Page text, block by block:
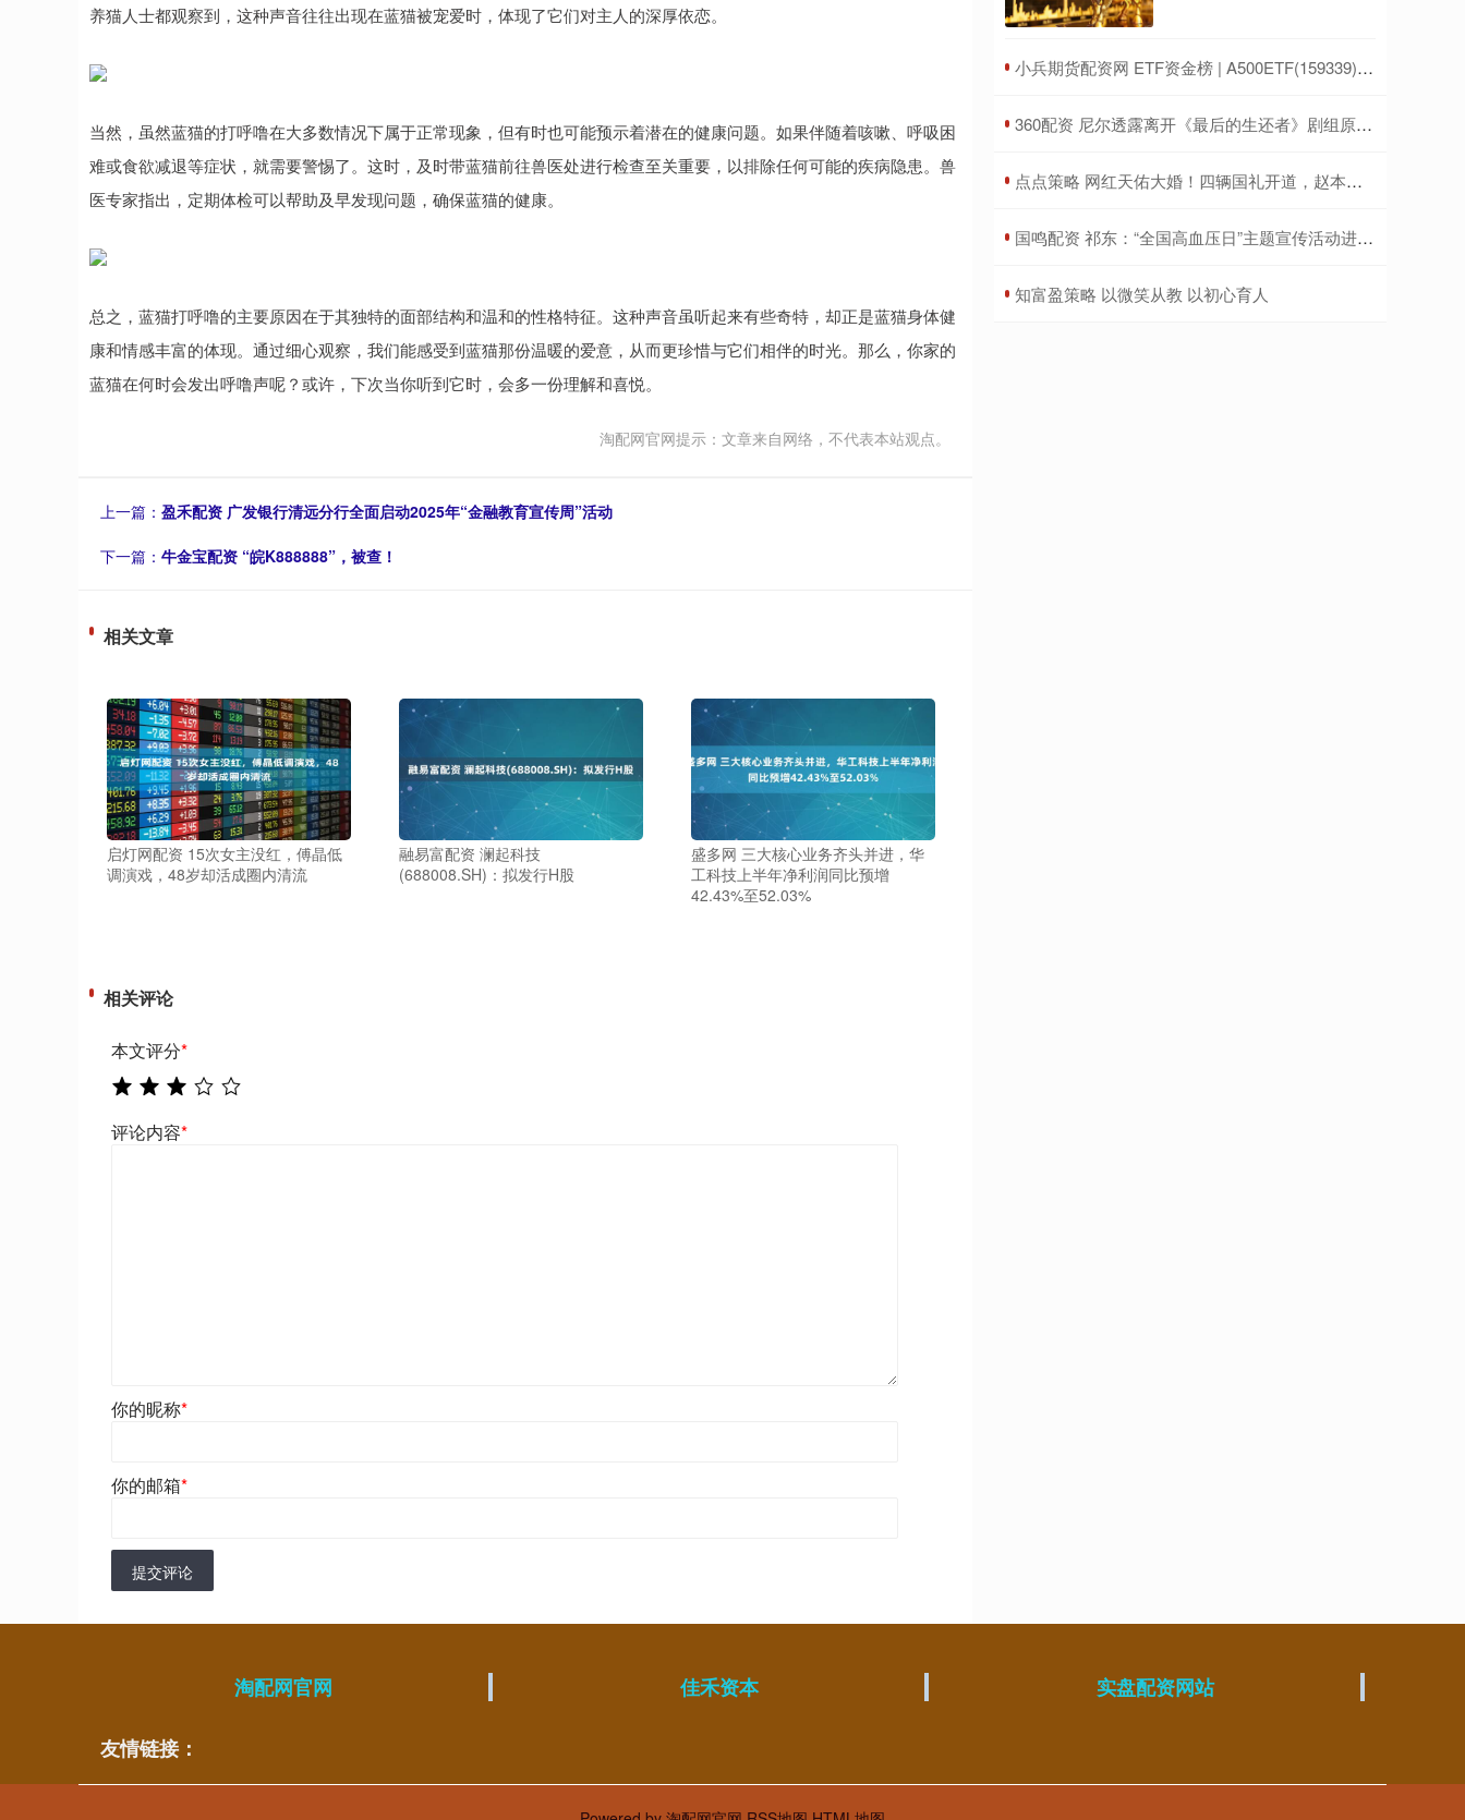
养猫人士都观察到，这种声音往往出现在蓝猫被宠爱时，体现了它们对主人的深厚依恋。
当然，虽然蓝猫的打呼噜在大多数情况下属于正常现象，但有时也可能预示着潜在的健康问题。如果伴随着咳嗽、呼吸困
难或食欲减退等症状，就需要警惕了。这时，及时带蓝猫前往兽医处进行检查至关重要，以排除任何可能的疾病隐患。兽
医专家指出，定期体检可以帮助及早发现问题，确保蓝猫的健康。
总之，蓝猫打呼噜的主要原因在于其独特的面部结构和温和的性格特征。这种声音虽听起来有些奇特，却正是蓝猫身体健
康和情感丰富的体现。通过细心观察，我们能感受到蓝猫那份温暖的爱意，从而更珍惜与它们相伴的时光。那么，你家的
蓝猫在何时会发出呼噜声呢？或许，下次当你听到它时，会多一份理解和喜悦。
淘配网官网提示：文章来自网络，不代表本站观点。
上一篇： 盈禾配资 广发银行清远分行全面启动2025年“金融教育宣传周”活动
下一篇： 牛金宝配资 “皖K888888”，被查！
相关文章
启灯网配资 15次女主没红，傅晶低
调演戏，48岁却活成圈内清流
融易富配资 澜起科技
(688008.SH)：拟发行H股
盛多网 三大核心业务齐头并进，华
工科技上半年净利润同比预增
42.43%至52.03%
相关评论
本文评分*
评论内容*
你的昵称*
你的邮箱*
提交评论
​小兵期货配资网 ETF资金榜 | A500ETF(159339)：净流出1.64亿元，居可比基金前三-20250711
​360配资 尼尔透露离开《最后的生还者》剧组原因：为了做游戏
​点点策略 网红天佑大婚！四辆国礼开道，赵本山女儿送上贺礼
​国鸣配资 祁东：“全国高血压日”主题宣传活动进社区
​知富盈策略 以微笑从教 以初心育人
淘配网官网 佳禾资本 实盘配资网站
友情链接：